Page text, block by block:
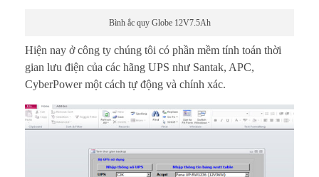
Bình ắc quy Globe 12V7.5Ah
Hiện nay ở công ty chúng tôi có phần mềm tính toán thời
gian lưu điện của các hãng UPS như Santak, APC,
CyberPower một cách tự động và chính xác.